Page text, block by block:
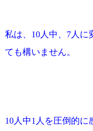
私は、 10 人中、 7 人に
ても構いません。
10 人中1 人を圧倒的に